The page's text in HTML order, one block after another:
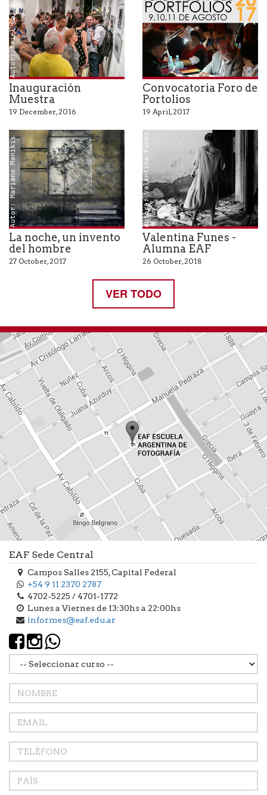
Autor: Ariel Galli
Inauguración
Muestra
19 December, 2016
Convocatoria Foro de
Portolios
19 April, 2017
Autor: Mariano Manikis
La noche, un invento
del hombre
27 October, 2017
Autora: Valentina Funes
Valentina Funes -
Alumna EAF
26 October, 2018
VER TODO
EAF Sede Central
Campos Salles 2155, Capital Federal
+54 9 11 2370 2787
4702-5225 / 4701-1772
Lunes a Viernes de 13:30hs a 22:00hs
informes@eaf.edu.ar